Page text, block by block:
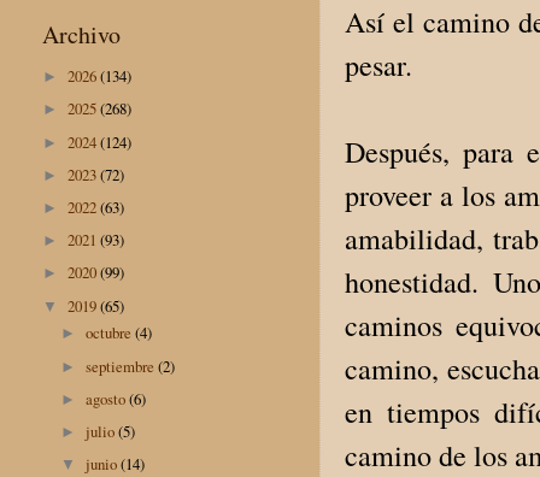
Así el camino
pesar.
Después,
proveer a los
amabilidad,
honestidad.
caminos
camino,
en tiempos
camino de los
Archivo
► 2026(134)
► 2025(268)
► 2024(124)
► 2023(72)
► 2022(63)
► 2021 (93)
► 2020(99)
▼ 2019(65)
►octubre(4)
►septiembre(2)
►agosto(6)
► julio(5)
▼ junio(14)